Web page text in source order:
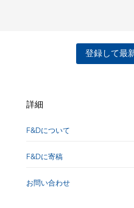
登録して最
詳細
F&Dについて
F&Dに寄稿
お問い合わせ